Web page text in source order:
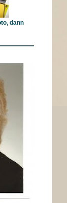
dann